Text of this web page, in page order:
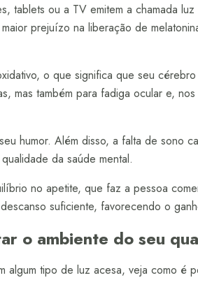
tablets ou a TV emitem a chamada
prejuízo na liberação de
o que significa que seu
mas também para fadiga ocular e,
humor. Além disso, a falta de sono
da saúde mental.
no apetite, que faz a pessoa
suficiente, favorecendo o
o ambiente do seu
algum tipo de luz acesa, veja como é